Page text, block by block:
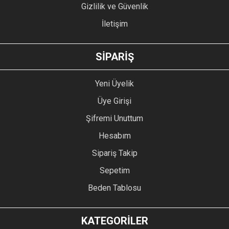
GÖNDER
Gizlilik ve Güvenlik
İletişim
SİPARİŞ
Yeni Üyelik
Üye Girişi
Şifremi Unuttum
Hesabım
Sipariş Takip
Sepetim
Beden Tablosu
KATEGORİLER